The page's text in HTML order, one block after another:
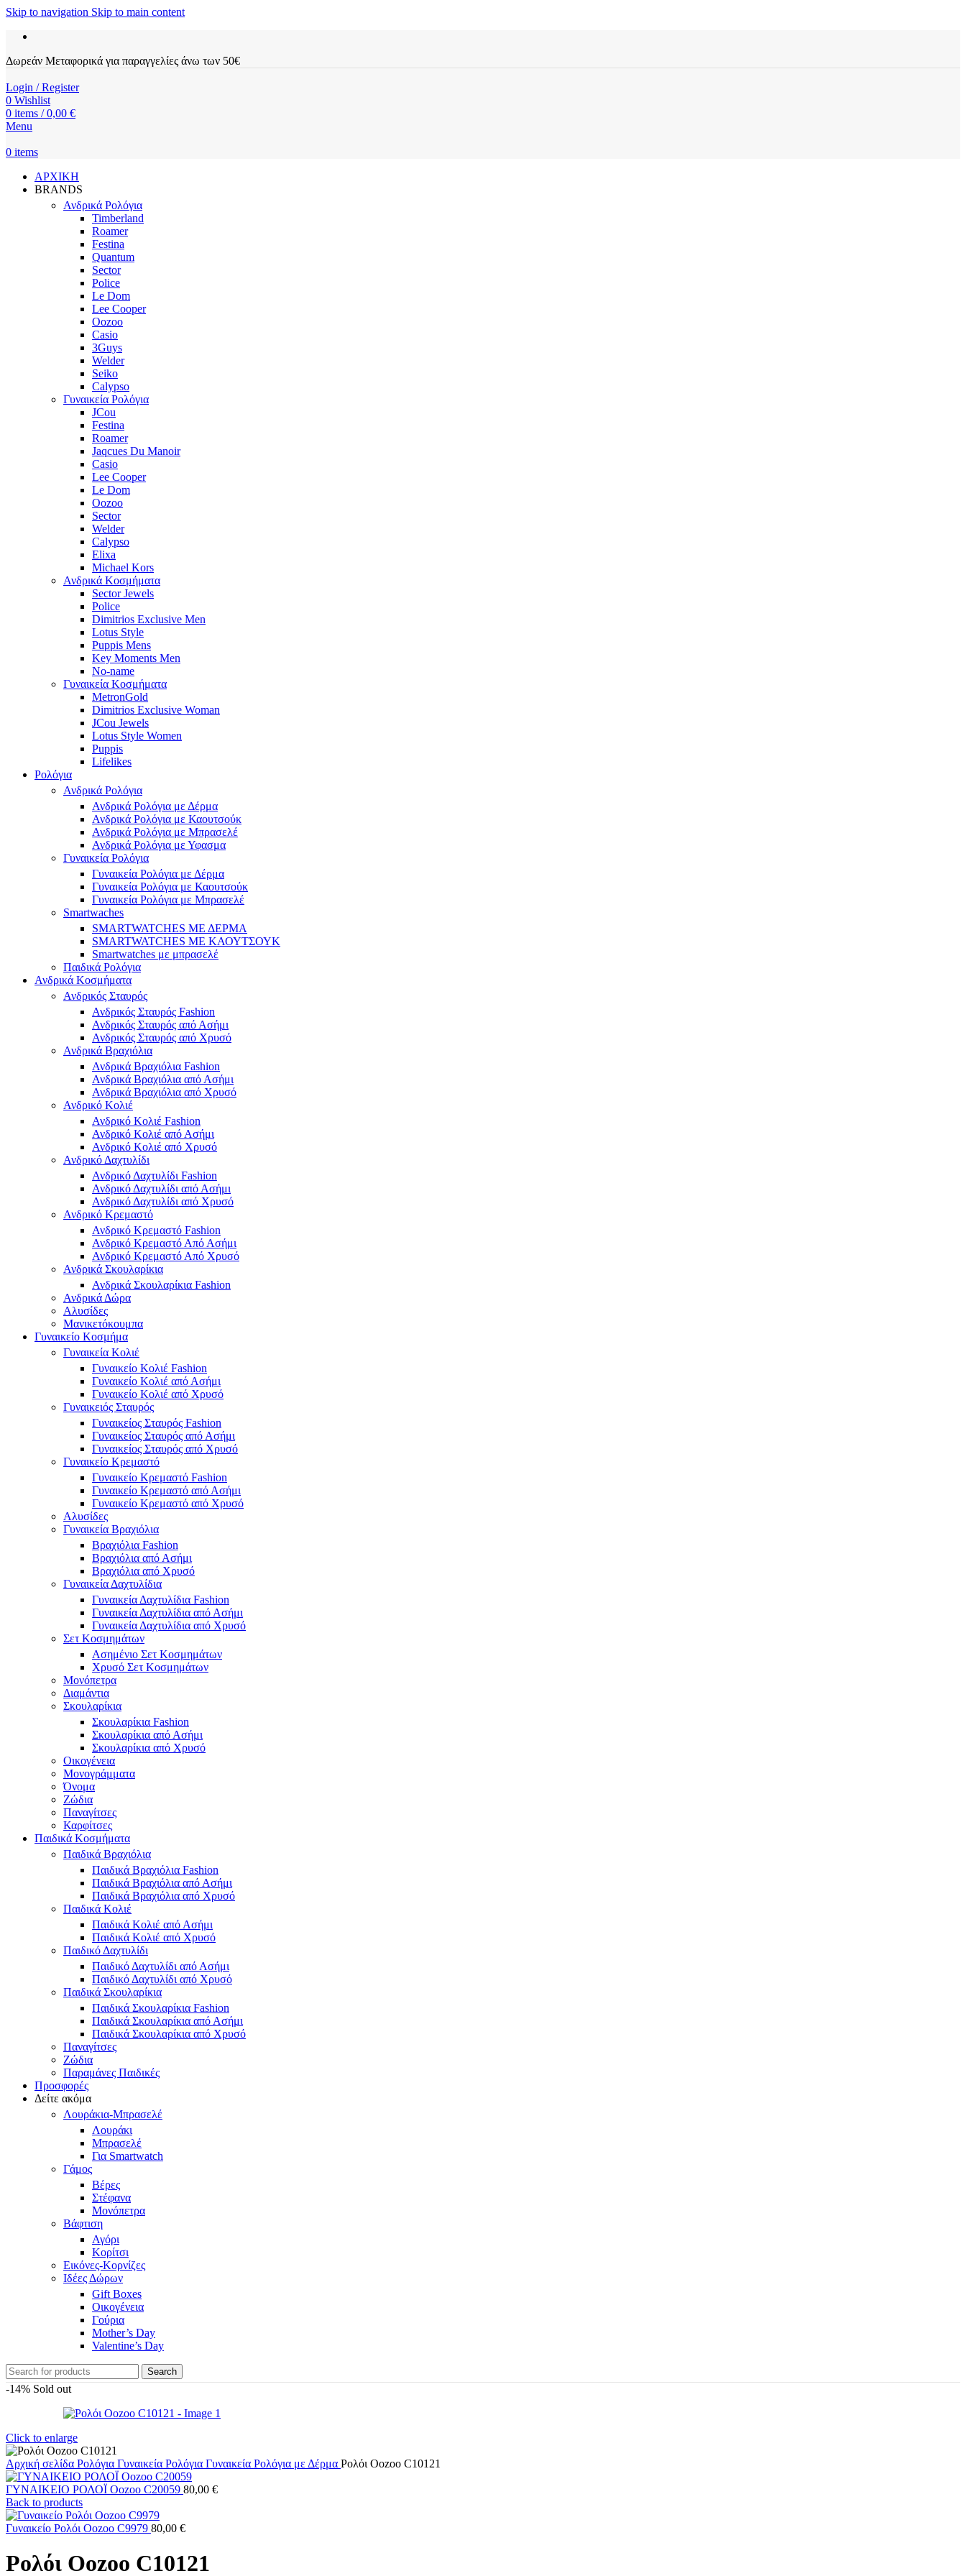
Skip to navigation Skip to main content
Δωρεάν Μεταφορικά για παραγγελίες άνω των 50€
Login / Register
0 Wishlist
0 items / 0,00 €
Menu
0 items
ΑΡΧΙΚΗ
BRANDS
Ανδρικά Ρολόγια
Timberland
Roamer
Festina
Quantum
Sector
Police
Le Dom
Lee Cooper
Oozoo
Casio
3Guys
Welder
Seiko
Calypso
Γυναικεία Ρολόγια
JCou
Festina
Roamer
Jaqcues Du Manoir
Casio
Lee Cooper
Le Dom
Oozoo
Sector
Welder
Calypso
Elixa
Michael Kors
Ανδρικά Κοσμήματα
Sector Jewels
Police
Dimitrios Exclusive Men
Lotus Style
Puppis Mens
Key Moments Men
No-name
Γυναικεία Κοσμήματα
MetronGold
Dimitrios Exclusive Woman
JCou Jewels
Lotus Style Women
Puppis
Lifelikes
Ρολόγια
Ανδρικά Ρολόγια
Ανδρικά Ρολόγια με Δέρμα
Ανδρικά Ρολόγια με Καουτσούκ
Ανδρικά Ρολόγια με Μπρασελέ
Ανδρικά Ρολόγια με Υφασμα
Γυναικεία Ρολόγια
Γυναικεία Ρολόγια με Δέρμα
Γυναικεία Ρολόγια με Καουτσούκ
Γυναικεία Ρολόγια με Μπρασελέ
Smartwaches
SMARTWATCHES ΜΕ ΔΕΡΜΑ
SMARTWATCHES ΜΕ ΚΑΟΥΤΣΟΥΚ
Smartwatches με μπρασελέ
Παιδικά Ρολόγια
Ανδρικά Κοσμήματα
Ανδρικός Σταυρός
Ανδρικός Σταυρός Fashion
Ανδρικός Σταυρός από Ασήμι
Ανδρικός Σταυρός από Χρυσό
Ανδρικά Βραχιόλια
Ανδρικά Βραχιόλια Fashion
Ανδρικά Βραχιόλια από Ασήμι
Ανδρικά Βραχιόλια από Χρυσό
Ανδρικό Κολιέ
Ανδρικό Κολιέ Fashion
Ανδρικό Κολιέ από Ασήμι
Ανδρικό Κολιέ από Χρυσό
Ανδρικό Δαχτυλίδι
Ανδρικό Δαχτυλίδι Fashion
Ανδρικό Δαχτυλίδι από Ασήμι
Ανδρικό Δαχτυλίδι από Χρυσό
Ανδρικό Κρεμαστό
Ανδρικό Κρεμαστό Fashion
Ανδρικό Κρεμαστό Από Ασήμι
Ανδρικό Κρεμαστό Από Χρυσό
Ανδρικά Σκουλαρίκια
Ανδρικά Σκουλαρίκια Fashion
Ανδρικά Δώρα
Αλυσίδες
Μανικετόκουμπα
Γυναικείο Κοσμήμα
Γυναικεία Κολιέ
Γυναικείο Κολιέ Fashion
Γυναικείο Κολιέ από Ασήμι
Γυναικείο Κολιέ από Χρυσό
Γυναικειός Σταυρός
Γυναικείος Σταυρός Fashion
Γυναικείος Σταυρός από Ασήμι
Γυναικείος Σταυρός από Χρυσό
Γυναικείο Κρεμαστό
Γυναικείο Κρεμαστό Fashion
Γυναικείο Κρεμαστό από Ασήμι
Γυναικείο Κρεμαστό από Χρυσό
Αλυσίδες
Γυναικεία Βραχιόλια
Βραχιόλια Fashion
Βραχιόλια από Ασήμι
Βραχιόλια από Χρυσό
Γυναικεία Δαχτυλίδια
Γυναικεία Δαχτυλίδια Fashion
Γυναικεία Δαχτυλίδια από Ασήμι
Γυναικεία Δαχτυλίδια από Χρυσό
Σετ Κοσμημάτων
Ασημένιο Σετ Κοσμημάτων
Χρυσό Σετ Κοσμημάτων
Μονόπετρα
Διαμάντια
Σκουλαρίκια
Σκουλαρίκια Fashion
Σκουλαρίκια από Ασήμι
Σκουλαρίκια από Χρυσό
Οικογένεια
Μονογράμματα
Όνομα
Ζώδια
Παναγίτσες
Καρφίτσες
Παιδικά Κοσμήματα
Παιδικά Βραχιόλια
Παιδικά Βραχιόλια Fashion
Παιδικά Βραχιόλια από Ασήμι
Παιδικά Βραχιόλια από Χρυσό
Παιδικά Κολιέ
Παιδικά Κολιέ από Ασήμι
Παιδικά Κολιέ από Χρυσό
Παιδικό Δαχτυλίδι
Παιδικό Δαχτυλίδι από Ασήμι
Παιδικό Δαχτυλίδι από Χρυσό
Παιδικά Σκουλαρίκια
Παιδικά Σκουλαρίκια Fashion
Παιδικά Σκουλαρίκια από Ασήμι
Παιδικά Σκουλαρίκια από Χρυσό
Παναγίτσες
Ζώδια
Παραμάνες Παιδικές
Προσφορές
Δείτε ακόμα
Λουράκια-Μπρασελέ
Λουράκι
Μπρασελέ
Για Smartwatch
Γάμος
Βέρες
Στέφανα
Μονόπετρα
Βάφτιση
Αγόρι
Κορίτσι
Εικόνες-Κορνίζες
Ιδέες Δώρων
Gift Boxes
Οικογένεια
Γούρια
Mother’s Day
Valentine’s Day
Search
-14% Sold out
Click to enlarge
Αρχική σελίδα Ρολόγια Γυναικεία Ρολόγια Γυναικεία Ρολόγια με Δέρμα Ρολόι Oozoo C10121
ΓΥΝΑΙΚΕΙΟ ΡΟΛΟΪ Oozoo C20059 80,00 €
Back to products
Γυναικείο Ρολόι Oozoo C9979 80,00 €
Ρολόι Oozoo C10121